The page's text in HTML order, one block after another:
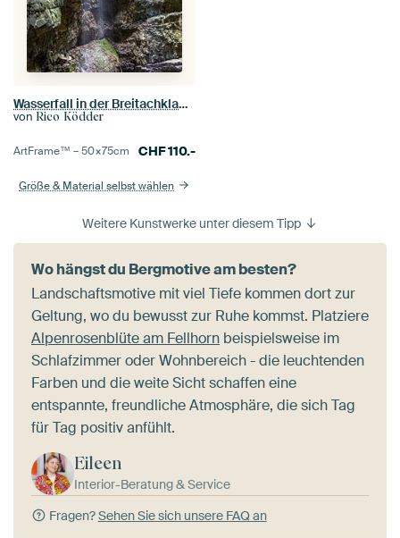
Wasserfall in der Breitachklamm nahe Oberstdorf in Bayern
von Rico Ködder
ArtFrame™ –50×75cm CHF110.-
Größe & Material selbst wählen
Weitere Kunstwerke unter diesem Tipp
Wo hängst du Bergmotive am besten?
Landschaftsmotive mit viel Tiefe kommen dort zur
Geltung, wo du bewusst zur Ruhe kommst. Platziere
Alpenrosenblüte am Fellhorn beispielsweise im
Schlafzimmer oder Wohnbereich - die leuchtenden
Farben und die weite Sicht schaffen eine
entspannte, freundliche Atmosphäre, die sich Tag
für Tag positiv anfühlt.
Eileen
Interior-Beratung & Service
Fragen?Sehen Sie sich unsere FAQ an